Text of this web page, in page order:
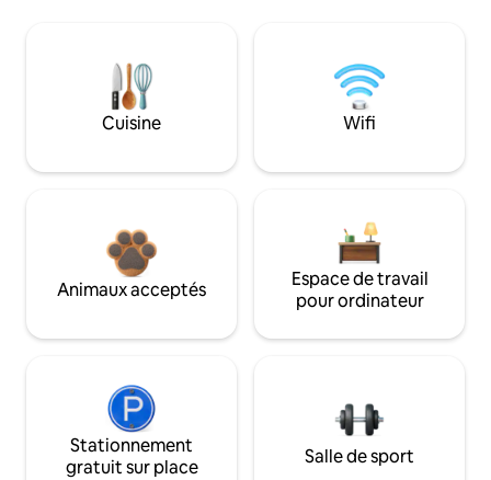
Cuisine Wifi
Animaux acceptés
Espace de travail
pour ordinateur
Stationnement
gratuit sur place
Salle de sport